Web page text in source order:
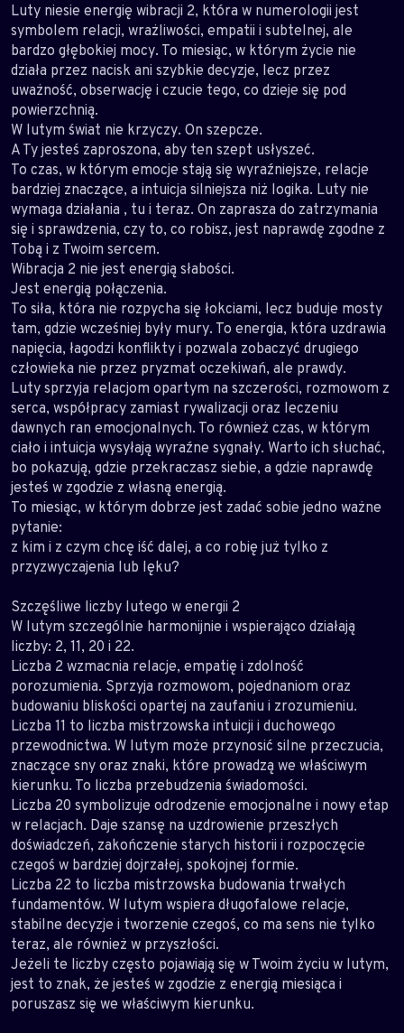
Luty niesie energię wibracji 2, która w numerologii jest
symbolem relacji, wrażliwości, empatii i subtelnej, ale
bardzo głębokiej mocy. To miesiąc, w którym życie nie
działa przez nacisk ani szybkie decyzje, lecz przez
uważność, obserwację i czucie tego, co dzieje się pod
powierzchnią.
W lutym świat nie krzyczy. On szepcze.
A Ty jesteś zaproszona, aby ten szept usłyszeć.
To czas, w którym emocje stają się wyraźniejsze, relacje
bardziej znaczące, a intuicja silniejsza niż logika. Luty nie
wymaga działania , tu i teraz. On zaprasza do zatrzymania
się i sprawdzenia, czy to, co robisz, jest naprawdę zgodne z
Tobą i z Twoim sercem.
Wibracja 2 nie jest energią słabości.
Jest energią połączenia.
To siła, która nie rozpycha się łokciami, lecz buduje mosty
tam, gdzie wcześniej były mury. To energia, która uzdrawia
napięcia, łagodzi konflikty i pozwala zobaczyć drugiego
człowieka nie przez pryzmat oczekiwań, ale prawdy.
Luty sprzyja relacjom opartym na szczerości, rozmowom z
serca, współpracy zamiast rywalizacji oraz leczeniu
dawnych ran emocjonalnych. To również czas, w którym
ciało i intuicja wysyłają wyraźne sygnały. Warto ich słuchać,
bo pokazują, gdzie przekraczasz siebie, a gdzie naprawdę
jesteś w zgodzie z własną energią.
To miesiąc, w którym dobrze jest zadać sobie jedno ważne
pytanie:
z kim i z czym chcę iść dalej, a co robię już tylko z
przyzwyczajenia lub lęku?
Szczęśliwe liczby lutego w energii 2
W lutym szczególnie harmonijnie i wspierająco działają
liczby: 2, 11, 20 i 22.
Liczba 2 wzmacnia relacje, empatię i zdolność
porozumienia. Sprzyja rozmowom, pojednaniom oraz
budowaniu bliskości opartej na zaufaniu i zrozumieniu.
Liczba 11 to liczba mistrzowska intuicji i duchowego
przewodnictwa. W lutym może przynosić silne przeczucia,
znaczące sny oraz znaki, które prowadzą we właściwym
kierunku. To liczba przebudzenia świadomości.
Liczba 20 symbolizuje odrodzenie emocjonalne i nowy etap
w relacjach. Daje szansę na uzdrowienie przeszłych
doświadczeń, zakończenie starych historii i rozpoczęcie
czegoś w bardziej dojrzałej, spokojnej formie.
Liczba 22 to liczba mistrzowska budowania trwałych
fundamentów. W lutym wspiera długofalowe relacje,
stabilne decyzje i tworzenie czegoś, co ma sens nie tylko
teraz, ale również w przyszłości.
Jeżeli te liczby często pojawiają się w Twoim życiu w lutym,
jest to znak, że jesteś w zgodzie z energią miesiąca i
poruszasz się we właściwym kierunku.